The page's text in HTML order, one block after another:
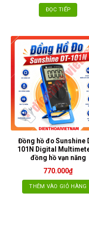
ĐỌC TIẾP
Đồng hồ đo Sunshine
101N Digital
đồng hồ vạn năng
770.000₫
THÊM VÀO GIỎ HÀNG